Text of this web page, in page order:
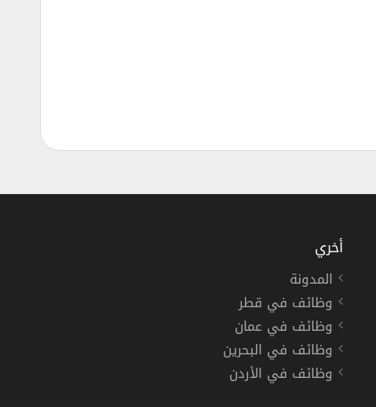
أخري
المدونة
وظائف في قطر
وظائف في عمان
وظائف في البحرين
وظائف في الأردن